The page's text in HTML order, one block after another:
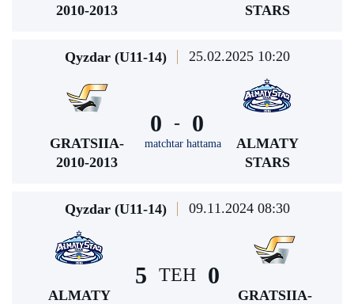
2010-2013
STARS
Qyzdar (U11-14) 25.02.2025 10:20
GRATSIIA-
2010-2013
0 -
matchtar hattama
0
ALMATY
STARS
Qyzdar (U11-14) 09.11.2024 08:30
ALMATY
5 TEH 0
GRATSIIA-